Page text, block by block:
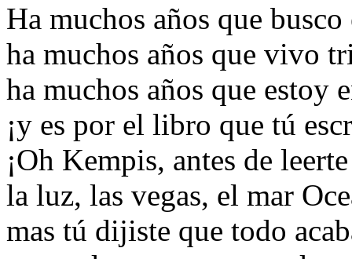
Ha muchos años que
ha muchos años que vivo
ha muchos años que estoy
¡y es por el libro que tú
¡Oh Kempis, antes de
la luz, las vegas, el mar
mas tú dijiste que todo